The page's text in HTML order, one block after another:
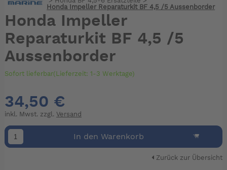
Honda Impeller Reparaturkit BF 4,5 /5 Aussenborder
Honda Impeller
Reparaturkit BF 4,5 /5
Aussenborder
Sofort lieferbar(Lieferzeit: 1-3 Werktage)
34,50 €
inkl. Mwst. zzgl. Versand
In den Warenkorb
Zurück zur Übersicht